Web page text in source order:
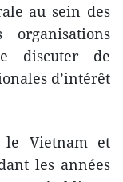
au sein des
discuter de
d’intérêt
le Vietnam et
les années